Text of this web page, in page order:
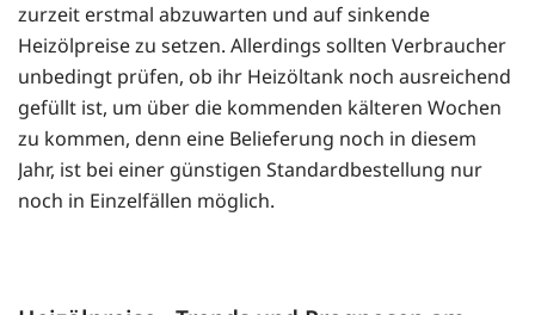
zurzeit erstmal abzuwarten und auf sinkende
Heizölpreise zu setzen. Allerdings sollten Verbraucher
unbedingt prüfen, ob ihr Heizöltank noch ausreichend
gefüllt ist, um über die kommenden kälteren Wochen
zu kommen, denn eine Belieferung noch in diesem
Jahr, ist bei einer günstigen Standardbestellung nur
noch in Einzelfällen möglich.